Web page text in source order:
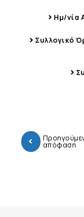
Ημ/νία
Συλλογικό
απόφαση